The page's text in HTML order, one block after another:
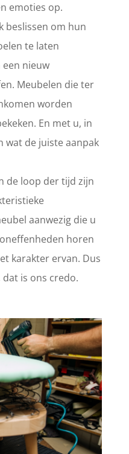
emoties op.
beslissen om hun
te laten
nieuw
Meubelen die ter
worden
En met u, in
wat de juiste aanpak
de loop der tijd zijn
aanwezig die u
horen
karakter ervan. Dus
is ons credo.